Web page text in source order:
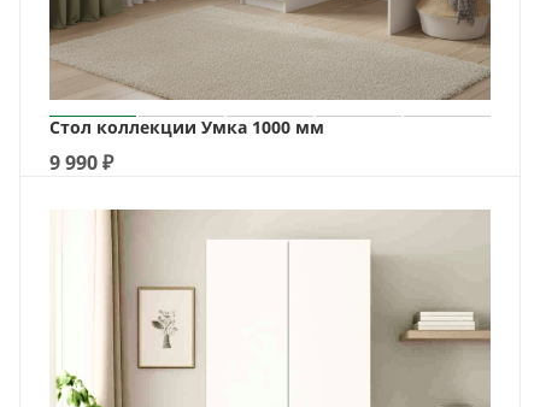
Стол коллекции Умка 1000 мм
9 990₽